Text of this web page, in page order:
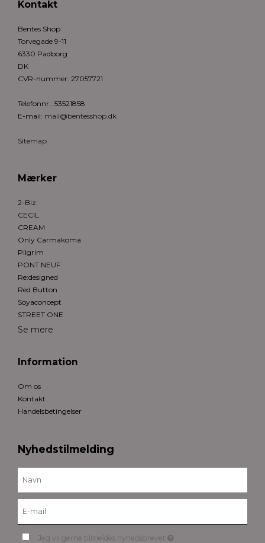
Kontakt
Bentes Shop
Torvegade 9-11
6330 Padborg
DK
CVR-nummer: 27057721
Telefonnr.: 53521858
E-mail: mail@bentesshop.dk
Sitemap
Mærker
2-Biz
CECIL
CREAM
Only Carmakoma
Pilgrim
PONT NEUF
Re:designed
Red Button
Soyaconcept
STREET ONE
Se mere
Information
Om os
Kontakt
Handelsbetingelser
Nyhedstilmelding
Jeg vil gerne tilmeldes nyhedsbrevet